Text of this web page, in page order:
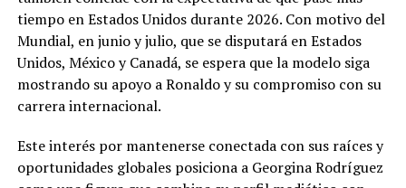
tiempo en Estados Unidos durante 2026. Con motivo del
Mundial, en junio y julio, que se disputará en Estados
Unidos, México y Canadá, se espera que la modelo siga
mostrando su apoyo a Ronaldo y su compromiso con su
carrera internacional.
Este interés por mantenerse conectada con sus raíces y
oportunidades globales posiciona a Georgina Rodríguez